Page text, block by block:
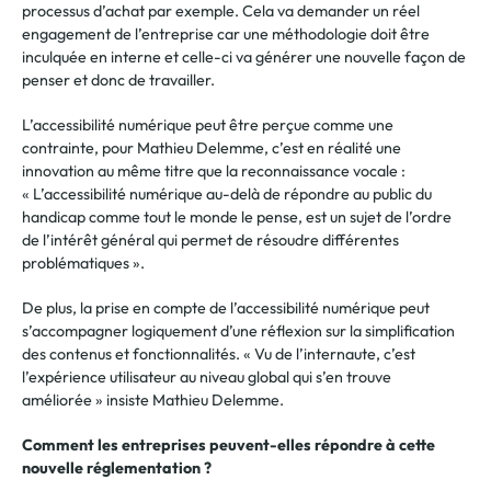
processus d’achat par exemple. Cela va demander un réel
engagement de l’entreprise car une méthodologie doit être
inculquée en interne et celle-ci va générer une nouvelle façon de
penser et donc de travailler.
L’accessibilité numérique peut être perçue comme une
contrainte, pour Mathieu Delemme, c’est en réalité une
innovation au même titre que la reconnaissance vocale :
« L’accessibilité numérique au-delà de répondre au public du
handicap comme tout le monde le pense, est un sujet de l’ordre
de l’intérêt général qui permet de résoudre différentes
problématiques ».
De plus, la prise en compte de l’accessibilité numérique peut
s’accompagner logiquement d’une réflexion sur la simplification
des contenus et fonctionnalités. « Vu de l’internaute, c’est
l’expérience utilisateur au niveau global qui s’en trouve
améliorée » insiste Mathieu Delemme.
Comment les entreprises peuvent-elles répondre à cette
nouvelle réglementation ?